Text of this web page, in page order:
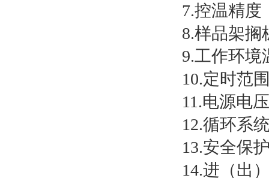
7.控温精
8.样品架搁
9.工作环
10.定时范
11.电源电
12.循环系
13.安全保
14.进（出